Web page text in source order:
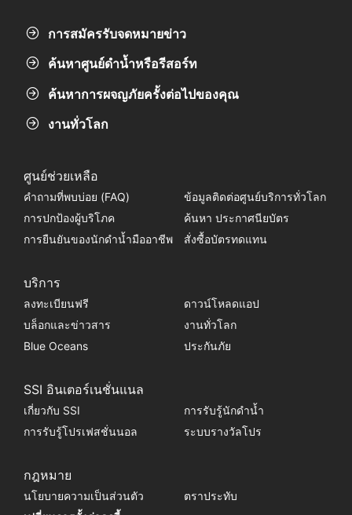
การสมัครรับจดหมายข่าว
ค้นหาศูนย์ดำน้ำหรือรีสอร์ท
ค้นหาการผจญภัยครั้งต่อไปของคุณ
งานทั่วโลก
ศูนย์ช่วยเหลือ
คำถามที่พบบ่อย (FAQ)
ข้อมูลติดต่อศูนย์บริการทั่วโลก
การปกป้องผู้บริโภค
ค้นหา ประกาศนียบัตร
การยืนยันของนักดำน้ำมืออาชีพ
สั่งซื้อบัตรทดแทน
บริการ
ลงทะเบียนฟรี
ดาวน์โหลดแอป
บล็อกและข่าวสาร
งานทั่วโลก
Blue Oceans
ประกันภัย
SSI อินเตอร์เนชั่นแนล
เกี่ยวกับ SSI
การรับรู้นักดำน้ำ
การรับรู้โปรเฟสชั่นนอล
ระบบรางวัลโปร
กฎหมาย
นโยบายความเป็นส่วนตัว
ตราประทับ